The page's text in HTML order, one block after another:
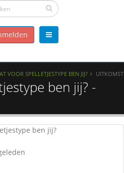
VOOR SPELLETJESTYPE BEN JIJ?
ben jij? -
ben jij?